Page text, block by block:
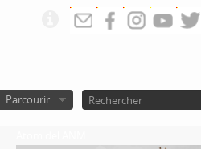
Parcourir